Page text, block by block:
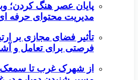
پایان عصر هنگ کردن؛
مدیریت محتوای حرفه ای
تأثیر فضای مجازی بر
فرصتی برای تعامل و
از شهرک غرب تا سمعک